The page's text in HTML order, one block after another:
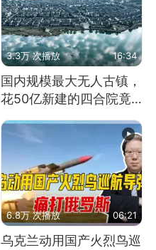
3.3万 次播放 16:34
国内规模最大无人古镇，
花50亿新建的四合院竟
没人住，发生了啥
6.8万 次播放 06:21
乌克兰动用国产火烈鸟巡